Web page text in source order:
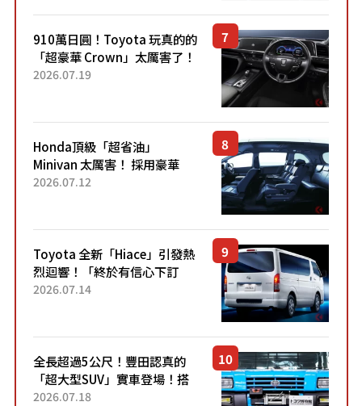
910萬日圓！Toyota 玩真的的
「超豪華 Crown」太厲害了！
採用由「匠人技藝」打造的
2026.07.19
Honda頂級「超省油」
Minivan 太厲害！ 採用豪華
「真皮座椅」與專屬「黑色內
「三...
2026.07.12
Toyota 全新「Hiace」引發熱
烈迴響！「終於有信心下訂
了！」「哪個等級交車最
車？...
2026.07.14
全長超過5公尺！豐田認真的
「超大型SUV」實車登場！搭
載後輪也會轉向的「四輪轉
2026.07.18